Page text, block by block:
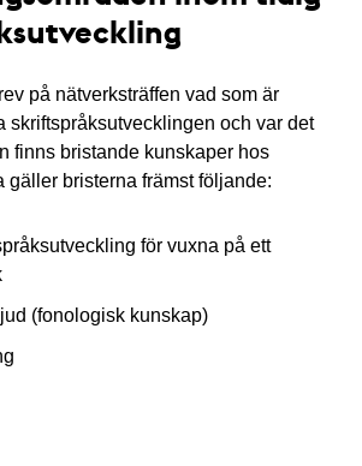
på nätverksträffen vad som är
skriftspråksutvecklingen och var det
finns bristande kunskaper hos
gäller bristerna främst följande:
för vuxna på ett
(fonologisk kunskap)